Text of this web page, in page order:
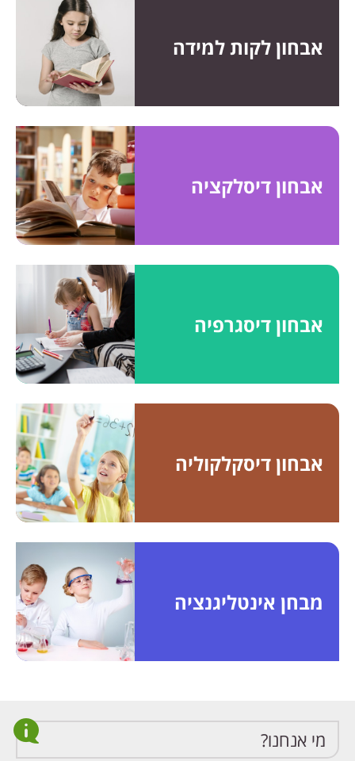
אבחון לקות למידה
אבחון דיסלקציה
אבחון דיסגרפיה
אבחון דיסקלקוליה
מבחן אינטליגנציה
מי אנחנו?